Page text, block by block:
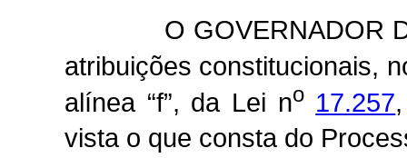
O GOVERNADOR
atribuições constitucionais,
alínea “f”, da Lei no 17.257
vista o que consta do